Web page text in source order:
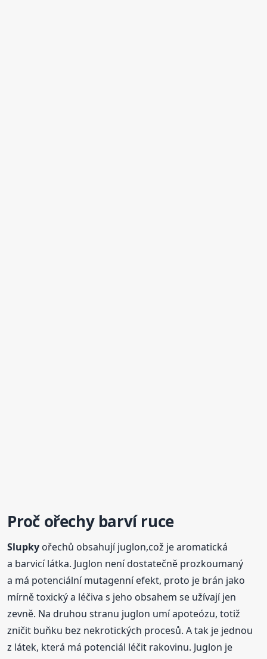
Proč ořechy barví ruce
Slupky ořechů obsahují juglon,což je aromatická
a barvicí látka. Juglon není dostatečně prozkoumaný
a má potenciální mutagenní efekt, proto je brán jako
mírně toxický a léčiva s jeho obsahem se užívají jen
zevně. Na druhou stranu juglon umí apoteózu, totiž
zničit buňku bez nekrotických procesů. A tak je jednou
z látek, která má potenciál léčit rakovinu. Juglon je